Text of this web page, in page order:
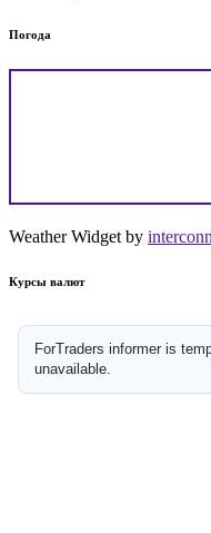
Погода
Weather Widget by
Курсы валют